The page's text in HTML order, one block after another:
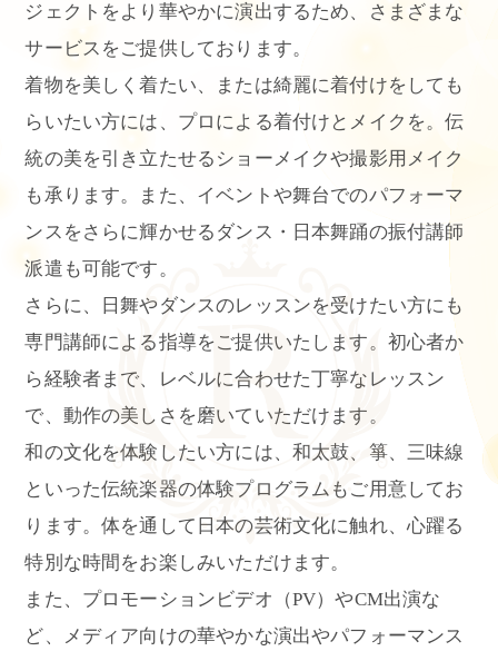
ジェクトをより華やかに演出するため、さまざまな
サービスをご提供しております。
着物を美しく着たい、または綺麗に着付けをしても
らいたい方には、プロによる着付けとメイクを。伝
統の美を引き立たせるショーメイクや撮影用メイク
も承ります。また、イベントや舞台でのパフォーマ
ンスをさらに輝かせるダンス・日本舞踊の振付講師
派遣も可能です。
さらに、日舞やダンスのレッスンを受けたい方にも
専門講師による指導をご提供いたします。初心者か
ら経験者まで、レベルに合わせた丁寧なレッスン
で、動作の美しさを磨いていただけます。
和の文化を体験したい方には、和太鼓、箏、三味線
といった伝統楽器の体験プログラムもご用意してお
ります。体を通して日本の芸術文化に触れ、心躍る
特別な時間をお楽しみいただけます。
また、プロモーションビデオ（PV）やCM出演な
ど、メディア向けの華やかな演出やパフォーマンス